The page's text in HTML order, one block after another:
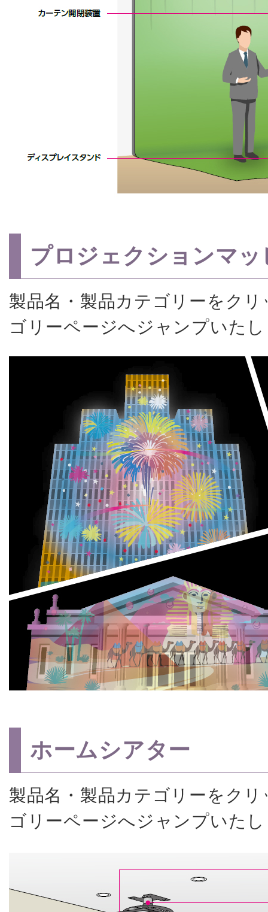
プロジェクションマッ
製品名・製品カテゴリーをク
ゴリーページへジャンプいた
ホームシアター
製品名・製品カテゴリーをク
ゴリーページへジャンプいた